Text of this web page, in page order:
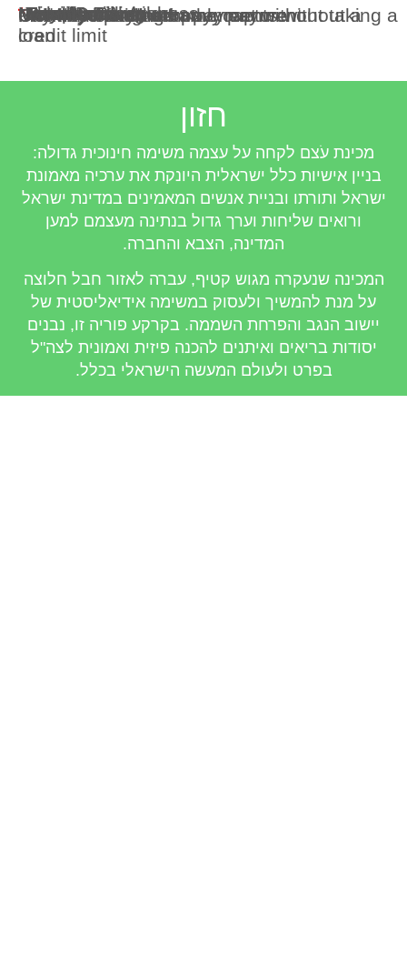
חזון
מכינת עֹצם לקחה על עצמה משימה חינוכית גדולה:
בניין אישיות כלל ישראלית היונקת את ערכיה מאמונת
ישראל ותורתו ובניית אנשים המאמינים במדינת ישראל
ורואים שליחות וערך גדול בנתינה מעצמם למען
המדינה, הצבא והחברה.
המכינה שנעקרה מגוש קטיף, עברה לאזור חבל חלוצה
על מנת להמשיך ולעסוק במשימה אידיאליסטית של
יישוב הנגב והפרחת השממה. בקרקע פוריה זו, נבנים
יסודות בריאים ואיתנים להכנה פיזית ואמונית לצה"ל
בפרט ולעולם המעשה הישראלי בכלל.
*First Name
*Last Name
*Identity Card
*Telephone
*Email
*City
*Residential Address
Note / Dedication
*Payment Amount
*Enter Amount
Monthly Billing
One-time payment
Unlimited fixed monthly payment
Payments with a frame capture
Monthly installment payments without a
credit limit
Monthly mortgage payment without taking a
loan